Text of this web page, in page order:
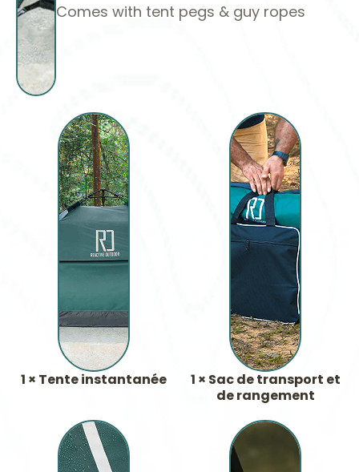
Comes with tent pegs & guy ropes
1 × Tente instantanée
1 × Sac de transport et
de rangement